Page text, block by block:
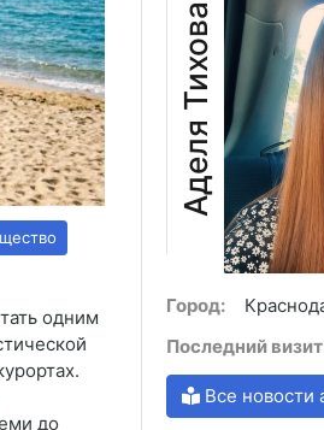
одним
до
Аделя Тихова
Город:
Последний
Все новости